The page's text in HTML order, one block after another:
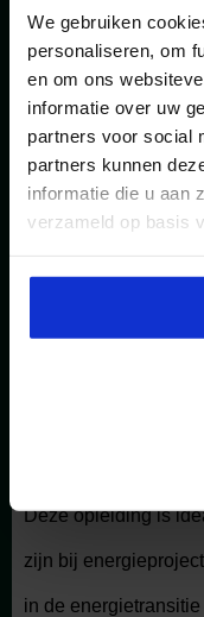
We gebruiken
personaliseren, om
en om ons
informatie over uw
partners voor social
partners kunnen
informatie die u aan
verzameld op basis
nemen binnen
De 4-daagse
biedt essentiële
succesvol realiseren
effectief kunt
complexe
regelgeving. Met
Deze opleiding is
zijn bij
in de